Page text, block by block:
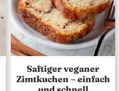
Saftiger veganer
Zimtkuchen – einfach